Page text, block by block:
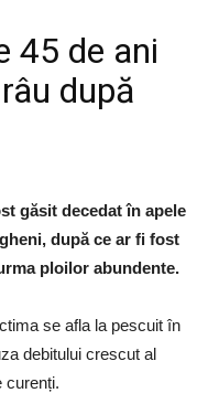
45 de ani
după
găsit decedat în apele
după ce ar fi fost
ploilor abundente.
se afla la pescuit în
debitului crescut al
curenți.